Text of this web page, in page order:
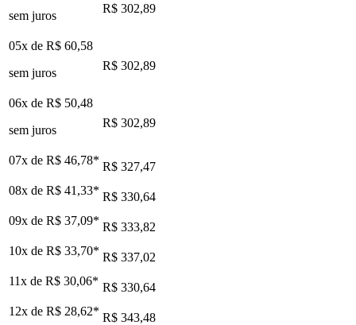
sem juros
R$ 302,89
05x de R$ 60,58
sem juros
R$ 302,89
06x de R$ 50,48
sem juros
R$ 302,89
07x de R$ 46,78* R$ 327,47
08x de R$ 41,33* R$ 330,64
09x de R$ 37,09* R$ 333,82
10x de R$ 33,70* R$ 337,02
11x de R$ 30,06* R$ 330,64
12x de R$ 28,62* R$ 343,48